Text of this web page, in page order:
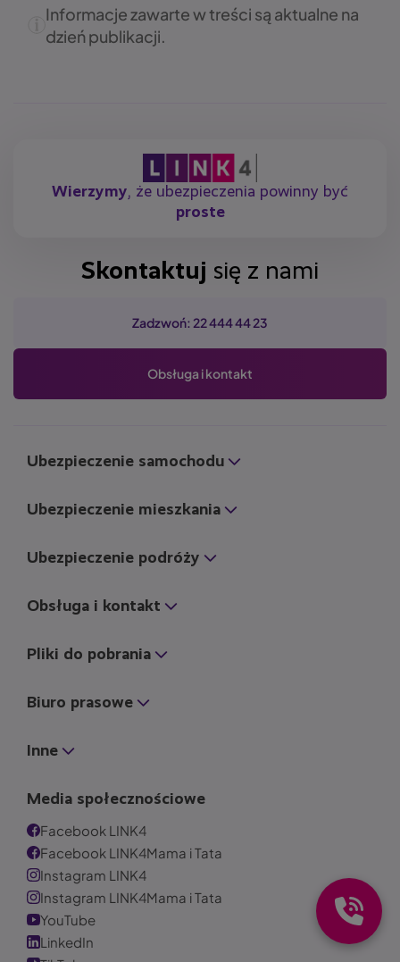
Informacje zawarte w treści są aktualne na
dzień publikacji.
Wierzymy, że ubezpieczenia powinny być
proste
Skontaktuj się z nami
Zadzwoń: 22 444 44 23
Obsługa i kontakt
Ubezpieczenie samochodu
Ubezpieczenie mieszkania
Ubezpieczenie podróży
Obsługa i kontakt
Pliki do pobrania
Biuro prasowe
Inne
Media społecznościowe
Facebook LINK4
Facebook LINK4Mama i Tata
Instagram LINK4
Instagram LINK4Mama i Tata
YouTube
LinkedIn